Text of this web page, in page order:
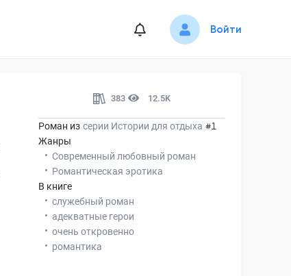
Войти
383 12.5K
Роман из серии Истории для отдыха #1
Жанры
Современный любовный роман
Романтическая эротика
В книге
служебный роман
адекватные герои
очень откровенно
романтика